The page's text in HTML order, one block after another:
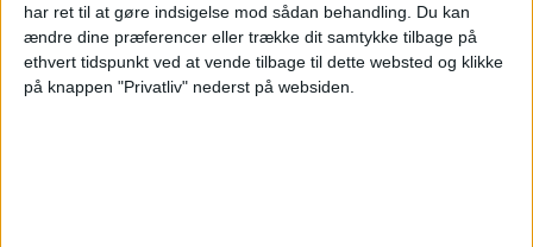
har ret til at gøre indsigelse mod sådan behandling.
Du kan
ændre dine præferencer eller trække dit samtykke tilbage på
ethvert tidspunkt ved at vende tilbage til dette websted og klikke
på knappen "Privatliv" nederst på websiden.
ANNONCE
I 2025 blev Jan og Dorte Milling kåret som
Årets Ejerledere i Danmark. Den runde